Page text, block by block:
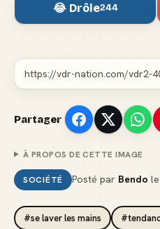
😂 Drôle244
Partager
À PROPOS DE CETTE IMAGE
SOCIÉTÉ Posté par Bendo le
#se laver les mains